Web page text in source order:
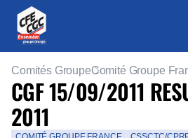
Comités GroupeComité Groupe
CGF 15/09/2011
2011